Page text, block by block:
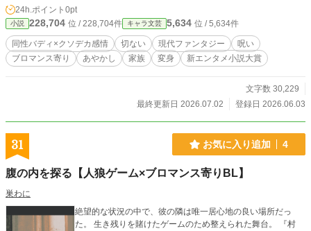
自分の母親を殺せない祈里は、短命の呪いを受けて自分が消
えるか、母親を消して20歳より先も生きるか選択を強いられ
ていた。 そして19歳の最後の日、とうとう祈里は覚悟を決め
ると、母親が捕らわれる座敷牢へと向かう。 ※他サイトにも
掲載中
24h.ポイント 0pt
小説 228,704 位 / 228,704件 キャラ文芸 5,634 位 / 5,634件
同性バディ×クソデカ感情 切ない 現代ファンタジー
呪い
ブロマンス寄り
あやかし 家族 変身 新エンタメ小説大賞
文字数 30,229
最終更新日 2026.07.02
登録日 2026.06.03
31 お気に入り追加 4
腹の内を探る【人狼ゲーム×ブロマンス寄りBL】
巣わに
絶望的な状況の中で、彼の隣は唯一居心地の良い場所だっ
た。 生き残りを賭けたゲームのため整えられた舞台。 『村